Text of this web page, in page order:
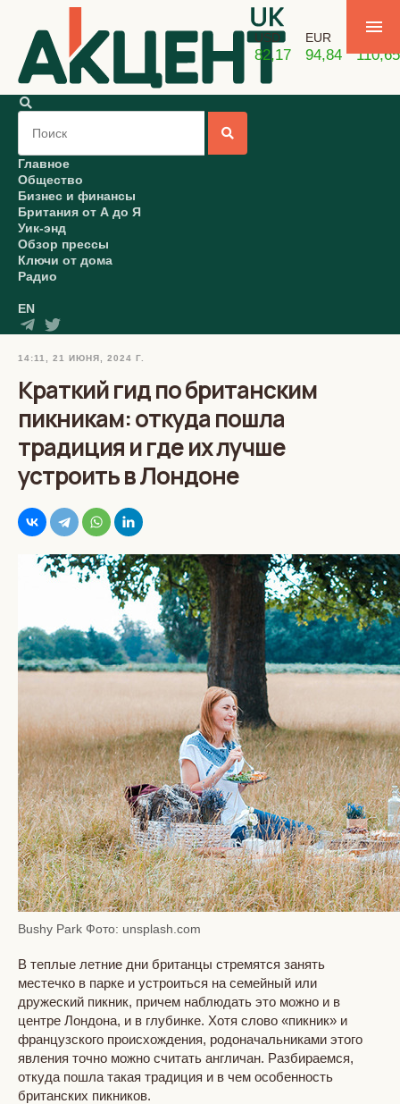
USD
82,17
EUR
94,84 110,65
Главное
Общество
Бизнес и финансы
Британия от А до Я
Уик-энд
Обзор прессы
Ключи от дома
Радио
EN
14:11, 21 ИЮНЯ, 2024 Г.
Краткий гид по британским
пикникам: откуда пошла
традиция и где их лучше
устроить в Лондоне
Bushy Park Фото: unsplash.com
В теплые летние дни британцы стремятся занять
местечко в парке и устроиться на семейный или
дружеский пикник, причем наблюдать это можно и в
центре Лондона, и в глубинке. Хотя слово «пикник» и
французского происхождения, родоначальниками этого
явления точно можно считать англичан. Разбираемся,
откуда пошла такая традиция и в чем особенность
британских пикников.